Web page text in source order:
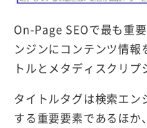
On-Page SEOで最も重
ンジンにコンテンツ情報
トルとメタディスクリプ
タイトルタグは検索エ
する重要要素であるほか